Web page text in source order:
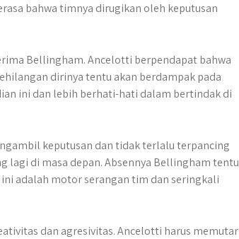
bahwa timnya dirugikan oleh keputusan
Bellingham. Ancelotti berpendapat bahwa
dirinya tentu akan berdampak pada
ini dan lebih berhati-hati dalam bertindak di
keputusan dan tidak terlalu terpancing
lagi di masa depan. Absennya Bellingham tentu
adalah motor serangan tim dan seringkali
dan agresivitas. Ancelotti harus memutar